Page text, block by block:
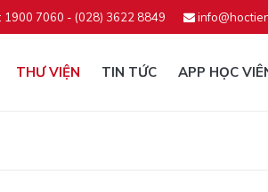
1900 7060 - (028) 3622 8849
THƯ VIỆN TIN TỨC APP HỌC